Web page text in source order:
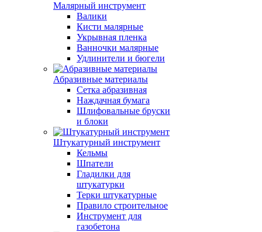
Малярный инструмент
Валики
Кисти малярные
Укрывная пленка
Ванночки малярные
Удлинители и бюгели
Абразивные материалы
Сетка абразивная
Наждачная бумага
Шлифовальные бруски
и блоки
Штукатурный инструмент
Кельмы
Шпатели
Гладилки для
штукатурки
Терки штукатурные
Правило строительное
Инструмент для
газобетона